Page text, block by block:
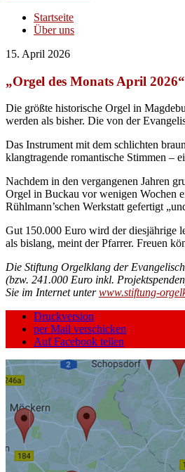
Startseite
Über uns
15. April 2026
„Orgel des Monats April
Die größte historische Orgel in
werden als bisher. Die von der
Das Instrument mit dem schlichten
klangtragende romantische Stimmen –
Nachdem in den vergangenen Jahren
Orgel in Buckau vor wenigen Wochen
Rühlmann’schen Werkstatt gefertigt
Gut 150.000 Euro wird der diesjährige
als bislang, meint der Pfarrer. Freuen
Die Stiftung Orgelklang der
(bzw. 241.000 Euro inkl.
Sie im Internet unterwww.stiftung-
Druckversion
per Mail verschicken
Auf Facebook teilen